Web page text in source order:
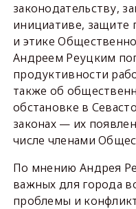
законодательству,
инициативе, защите
и этике
Андреем Реуцким
продуктивности
также об
обстановке в
законах — их
числе членами
По мнению Андрея
важных для города
проблемы и